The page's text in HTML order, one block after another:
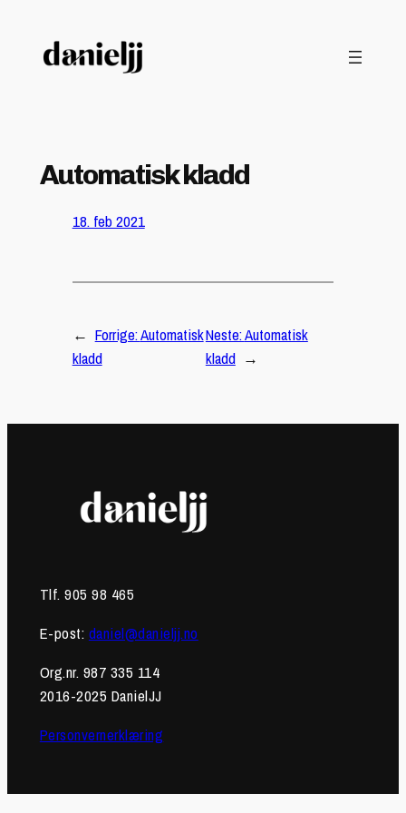
innhold
Automatisk kladd
18. feb 2021
← Forrige:Automatisk
kladd
Neste:Automatisk
kladd →
Tlf. 905 98 465
E-post: daniel@danieljj.no
Org.nr. 987 335 114
2016-2025 DanielJJ
Personvernerklæring